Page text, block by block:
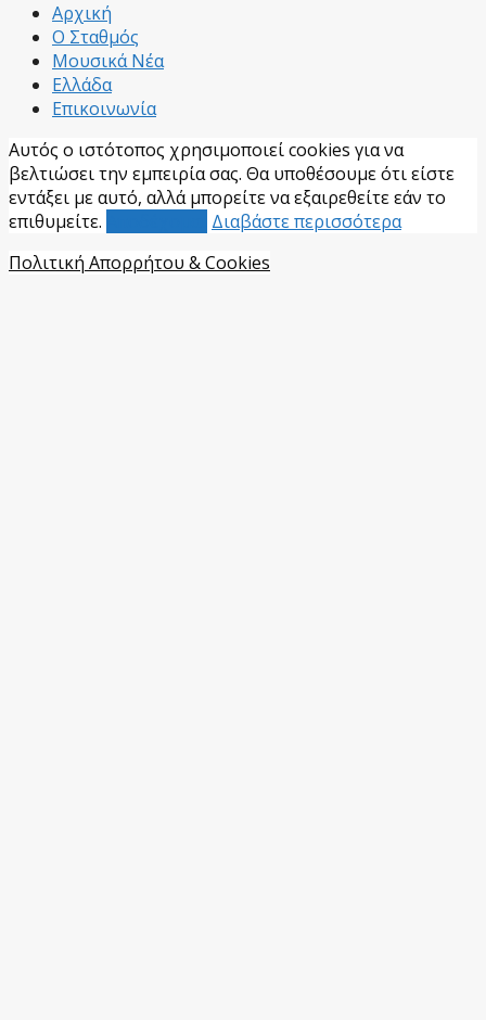
Αρχική
Ο Σταθμός
Μουσικά Νέα
Ελλάδα
Επικοινωνία
Αυτός ο ιστότοπος χρησιμοποιεί cookies για να
βελτιώσει την εμπειρία σας. Θα υποθέσουμε ότι είστε
εντάξει με αυτό, αλλά μπορείτε να εξαιρεθείτε εάν το
επιθυμείτε.
Διαβάστε περισσότερα
Πολιτική Απορρήτου & Cookies